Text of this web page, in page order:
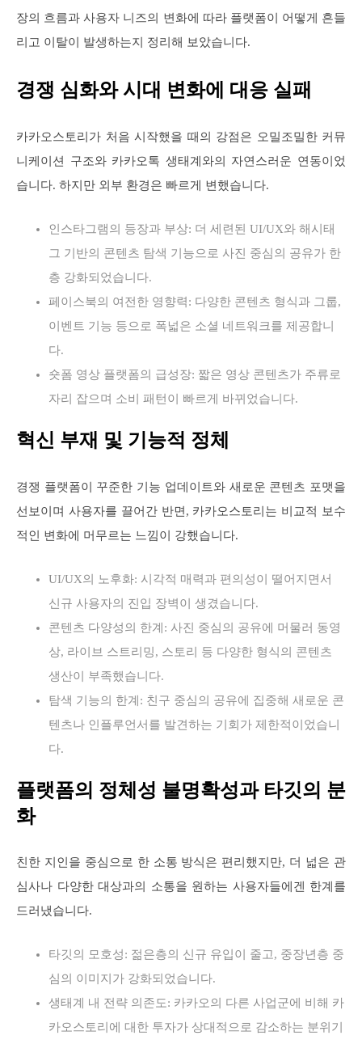
장의 흐름과 사용자 니즈의 변화에 따라 플랫폼이 어떻게 흔들
리고 이탈이 발생하는지 정리해 보았습니다.
경쟁 심화와 시대 변화에 대응 실패
카카오스토리가 처음 시작했을 때의 강점은 오밀조밀한 커뮤
니케이션 구조와 카카오톡 생태계와의 자연스러운 연동이었
습니다. 하지만 외부 환경은 빠르게 변했습니다.
인스타그램의 등장과 부상: 더 세련된 UI/UX와 해시태
그 기반의 콘텐츠 탐색 기능으로 사진 중심의 공유가 한
층 강화되었습니다.
페이스북의 여전한 영향력: 다양한 콘텐츠 형식과 그룹,
이벤트 기능 등으로 폭넓은 소셜 네트워크를 제공합니
다.
숏폼 영상 플랫폼의 급성장: 짧은 영상 콘텐츠가 주류로
자리 잡으며 소비 패턴이 빠르게 바뀌었습니다.
혁신 부재 및 기능적 정체
경쟁 플랫폼이 꾸준한 기능 업데이트와 새로운 콘텐츠 포맷을
선보이며 사용자를 끌어간 반면, 카카오스토리는 비교적 보수
적인 변화에 머무르는 느낌이 강했습니다.
UI/UX의 노후화: 시각적 매력과 편의성이 떨어지면서
신규 사용자의 진입 장벽이 생겼습니다.
콘텐츠 다양성의 한계: 사진 중심의 공유에 머물러 동영
상, 라이브 스트리밍, 스토리 등 다양한 형식의 콘텐츠
생산이 부족했습니다.
탐색 기능의 한계: 친구 중심의 공유에 집중해 새로운 콘
텐츠나 인플루언서를 발견하는 기회가 제한적이었습니
다.
플랫폼의 정체성 불명확성과 타깃의 분
화
친한 지인을 중심으로 한 소통 방식은 편리했지만, 더 넓은 관
심사나 다양한 대상과의 소통을 원하는 사용자들에겐 한계를
드러냈습니다.
타깃의 모호성: 젊은층의 신규 유입이 줄고, 중장년층 중
심의 이미지가 강화되었습니다.
생태계 내 전략 의존도: 카카오의 다른 사업군에 비해 카
카오스토리에 대한 투자가 상대적으로 감소하는 분위기